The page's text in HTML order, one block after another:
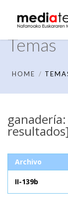
Temas
HOME
resultados]
Archivo
II-139b